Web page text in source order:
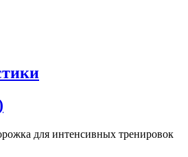
для интенсивных тренировок